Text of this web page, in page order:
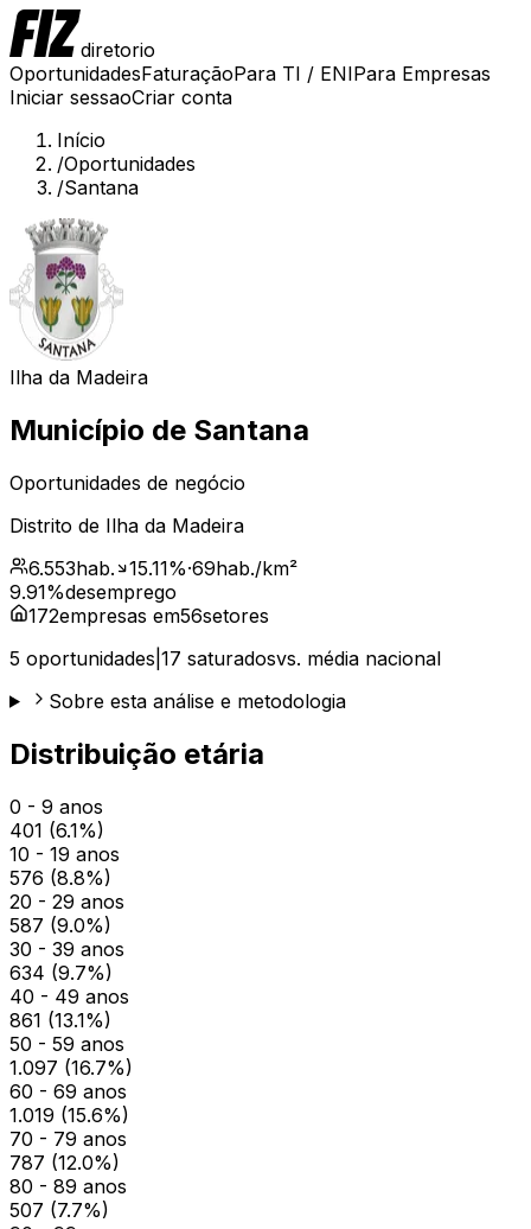
diretorio
OportunidadesFaturaçãoPara TI / ENIPara Empresas
Iniciar sessaoCriar conta
Início
/Oportunidades
/Santana
Ilha da Madeira
Município de Santana
Oportunidades de negócio
Distrito de Ilha da Madeira
6.553hab. 15.11%·69hab./km²
9.91%desemprego
172empresas em56setores
5 oportunidades 17 saturadosvs. média nacional
Sobre esta análise e metodologia
Distribuição etária
0 - 9 anos
401 (6.1%)
10 - 19 anos
576 (8.8%)
20 - 29 anos
587 (9.0%)
30 - 39 anos
634 (9.7%)
40 - 49 anos
861 (13.1%)
50 - 59 anos
1.097 (16.7%)
60 - 69 anos
1.019 (15.6%)
70 - 79 anos
787 (12.0%)
80 - 89 anos
507 (7.7%)